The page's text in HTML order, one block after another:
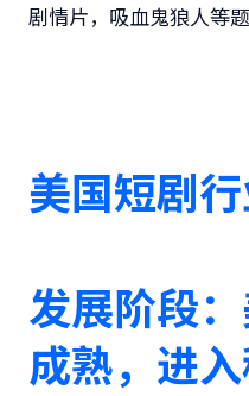
剧情片，吸血鬼狼人等题
美国短剧
发展阶段
成熟，进